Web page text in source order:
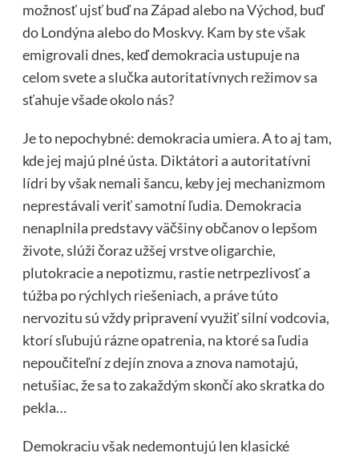
možnosť ujsť buď na Západ alebo na Východ, buď
do Londýna alebo do Moskvy. Kam by ste však
emigrovali dnes, keď demokracia ustupuje na
celom svete a slučka autoritatívnych režimov sa
sťahuje všade okolo nás?
Je to nepochybné: demokracia umiera. A to aj tam,
kde jej majú plné ústa. Diktátori a autoritatívni
lídri by však nemali šancu, keby jej mechanizmom
neprestávali veriť samotní ľudia. Demokracia
nenaplnila predstavy väčšiny občanov o lepšom
živote, slúži čoraz užšej vrstve oligarchie,
plutokracie a nepotizmu, rastie netrpezlivosť a
túžba po rýchlych riešeniach, a práve túto
nervozitu sú vždy pripravení využiť silní vodcovia,
ktorí sľubujú rázne opatrenia, na ktoré sa ľudia
nepoučiteľní z dejín znova a znova namotajú,
netušiac, že sa to zakaždým skončí ako skratka do
pekla…
Demokraciu však nedemontujú len klasické